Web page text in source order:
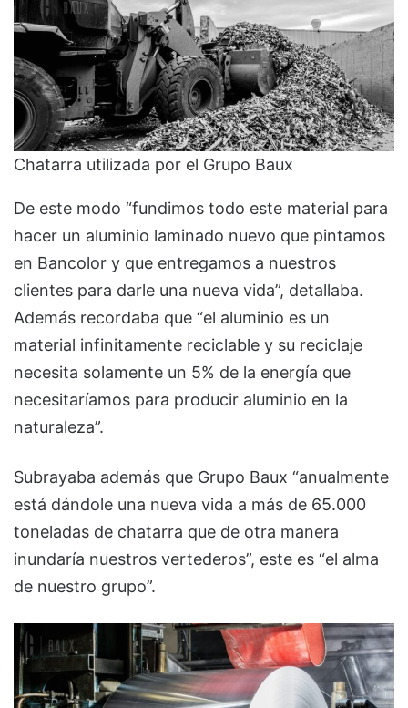
Chatarra utilizada por el Grupo Baux
De este modo “fundimos todo este material para
hacer un aluminio laminado nuevo que pintamos
en Bancolor y que entregamos a nuestros
clientes para darle una nueva vida”, detallaba.
Además recordaba que “el aluminio es un
material infinitamente reciclable y su reciclaje
necesita solamente un 5% de la energía que
necesitaríamos para producir aluminio en la
naturaleza”.
Subrayaba además que Grupo Baux “anualmente
está dándole una nueva vida a más de 65.000
toneladas de chatarra que de otra manera
inundaría nuestros vertederos”, este es “el alma
de nuestro grupo”.